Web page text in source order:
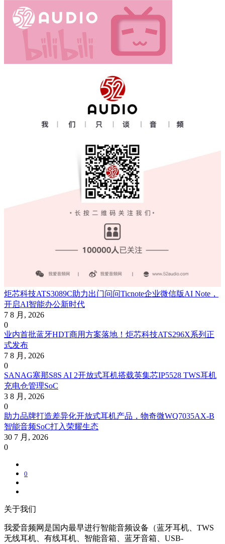
炬芯科技ATS3089C助力出门问问Ticnote企业微信版AI Note，
开启AI智能办公新时代
7 8 月, 2026
0
业内首批蓝牙HDT商用方案落地！炬芯科技ATS296X系列正
式发布
7 8 月, 2026
0
SANAG塞那S8S AI 2开放式耳机搭载英集芯IP5528 TWS耳机
充电仓管理SoC
3 8 月, 2026
0
助力品牌打造差异化开放式耳机产品，物奇微WQ7035AX-B
智能音频SoC打入荣耀生态
30 7 月, 2026
0
0
关于我们
我爱音频网是国内最早进行智能音频设备（蓝牙耳机、TWS
无线耳机、有线耳机、智能音箱、蓝牙音箱、USB-